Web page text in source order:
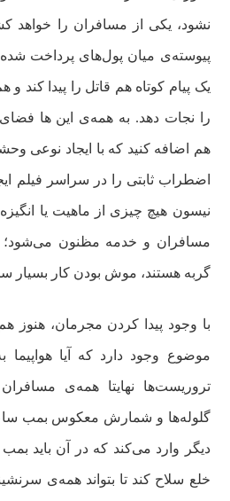
نشود، یکی از مسافران را
پیوسته‌ی میان پول‌های پرداخت شده
یک پیام کوتاه هم قاتل را پیدا کند
را نجات دهد. به همه‌ی این ها فضای
هم اضافه کنید که با ایجاد نوعی
اضطراب ثابتی را در سراسر فیلم
نیسون هیچ چیزی از ماهیت یا
مسافران و خدمه مظنون
گربه هستند، موش بودن کار
با وجود پیدا کردن مجرمان، هنوز
موضوع وجود دارد که آیا
تروریست‌ها نهایتا همه‌ی
گلوله‌ها و شمارش معکوس بمب
دیگر وارد می‌کند که در آن باید
خلع سلاح کند تا بتواند همه‌ی